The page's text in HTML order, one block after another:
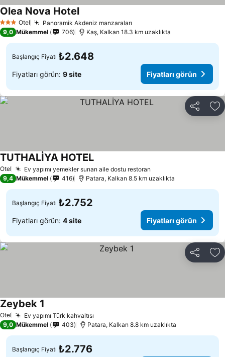
3 YıldızOtel Panoramik Akdeniz manzaraları
Olea Nova HotelFiyatları görün
9,0 Mükemmel 706 Kaş, Kalkan 18.3 km uzaklıkta
Başlangıç Fiyatı ₺2.648
Fiyatları görün: 9 site Fiyatları görün
Paylaş
Otel Ev yapımı yemekler sunan aile dostu restoran
TUTHALİYA HOTELFiyatları görün
9,4 Mükemmel 416 Patara, Kalkan 8.5 km uzaklıkta
Başlangıç Fiyatı ₺2.752
Fiyatları görün: 4 site Fiyatları görün
Paylaş
Otel Ev yapımı Türk kahvaltısı
Zeybek 1
9,0 Mükemmel 403 Patara, Kalkan 8.8 km uzaklıkta
Başlangıç Fiyatı ₺2.776